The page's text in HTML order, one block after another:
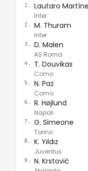
1. Lautaro
Inter
2. M. Thuram
Inter
3. D. Malen
AS Roma
4. T. Douvikas
Como
5. N. Paz
Como
6. R. Højlund
Napoli
7. G. Simeone
Torino
8. K. Yıldız
Juventus
9. N. Krstović